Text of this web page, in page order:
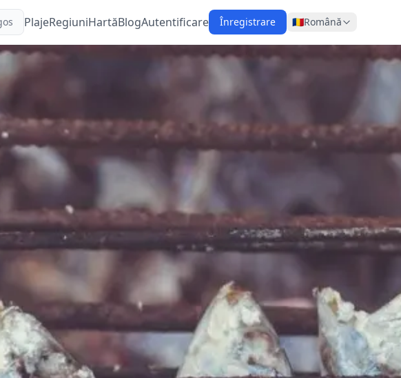
PlajeRegiuniHartăBlogAutentificare Înregistrare 🇷🇴Română